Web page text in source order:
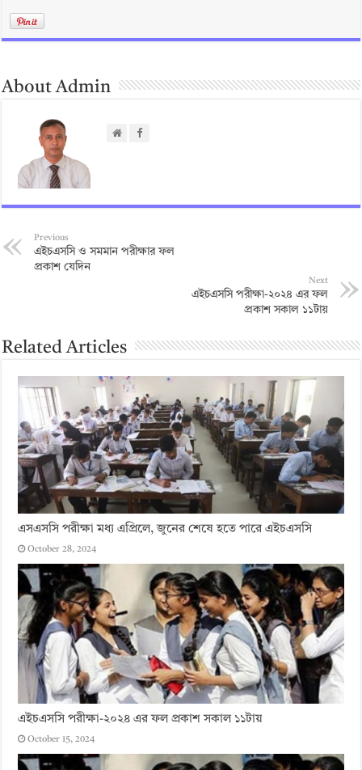
About Admin
Previous
এইচএসসি ও সমমান পরীক্ষার ফল
প্রকাশ যেদিন
Next
এইচএসসি পরীক্ষা-২০২৪ এর ফল
প্রকাশ সকাল ১১টায়
Related Articles
এসএসসি পরীক্ষা মধ্য এপ্রিলে, জুনের শেষে হতে পারে এইচএসসি
October 28, 2024
এইচএসসি পরীক্ষা-২০২৪ এর ফল প্রকাশ সকাল ১১টায়
October 15, 2024